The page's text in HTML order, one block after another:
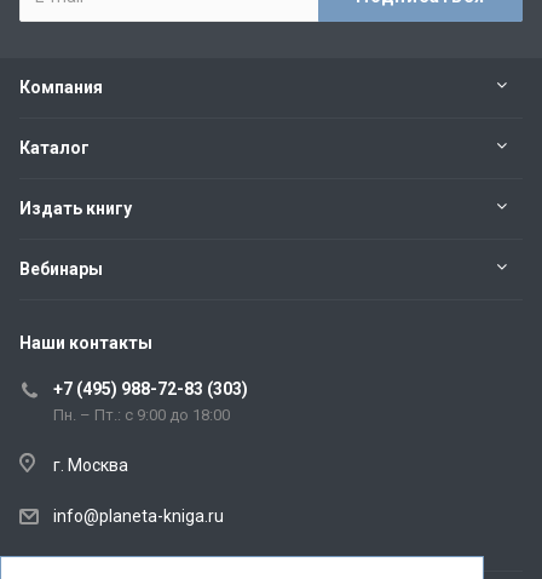
Компания
Каталог
Издать книгу
Вебинары
Наши контакты
+7 (495) 988-72-83 (303)
Пн. – Пт.: с 9:00 до 18:00
г. Москва
info@planeta-kniga.ru